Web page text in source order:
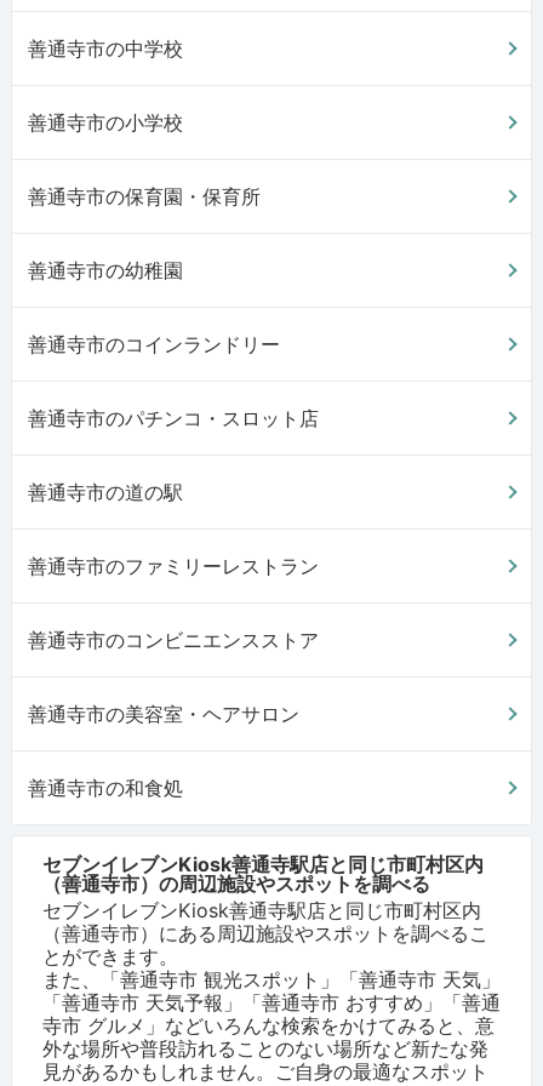
善通寺市の中学校
善通寺市の小学校
善通寺市の保育園・保育所
善通寺市の幼稚園
善通寺市のコインランドリー
善通寺市のパチンコ・スロット店
善通寺市の道の駅
善通寺市のファミリーレストラン
善通寺市のコンビニエンスストア
善通寺市の美容室・ヘアサロン
善通寺市の和食処
セブンイレブンKiosk善通寺駅店と同じ市町村区内
（善通寺市）の周辺施設やスポットを調べる
セブンイレブンKiosk善通寺駅店と同じ市町村区内
（善通寺市）にある周辺施設やスポットを調べるこ
とができます。
また、「善通寺市 観光スポット」「善通寺市 天気」
「善通寺市 天気予報」「善通寺市 おすすめ」「善通
寺市 グルメ」などいろんな検索をかけてみると、意
外な場所や普段訪れることのない場所など新たな発
見があるかもしれません。ご自身の最適なスポット